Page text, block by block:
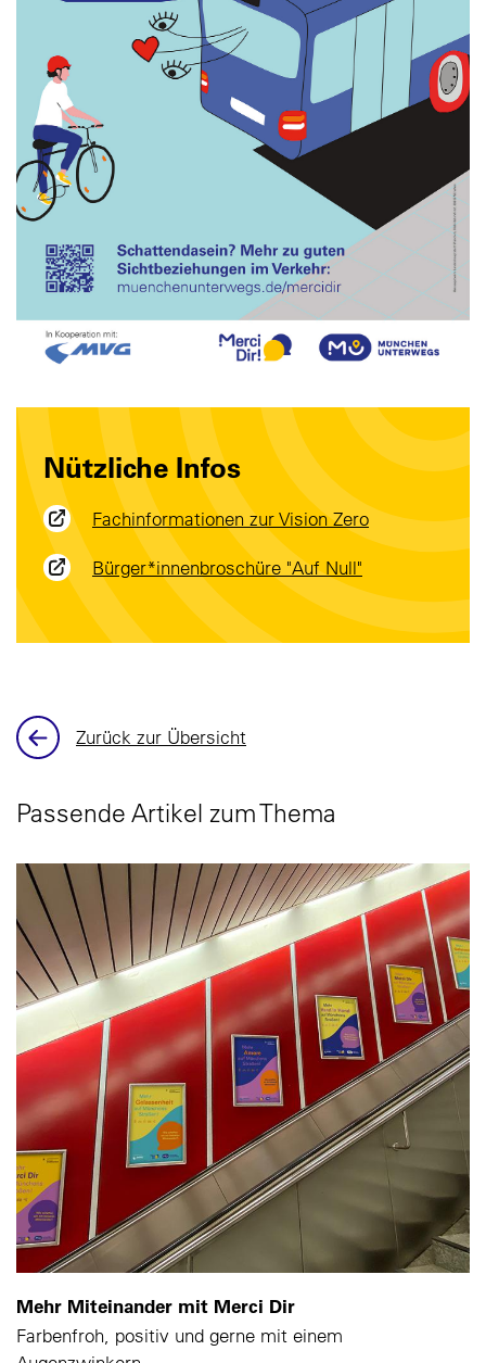
Nützliche Infos
Fachinformationen zur Vision Zero
Bürger*innenbroschüre "Auf Null"
Zurück zur Übersicht
Passende Artikel zum Thema
Mehr Miteinander mit Merci Dir
Farbenfroh, positiv und gerne mit einem